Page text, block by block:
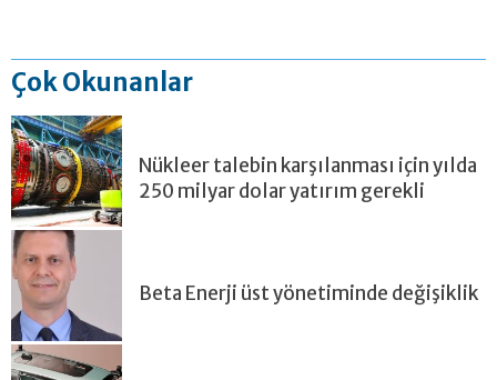
Çok Okunanlar
Nükleer talebin karşılanması için yılda
250 milyar dolar yatırım gerekli
Beta Enerji üst yönetiminde değişiklik